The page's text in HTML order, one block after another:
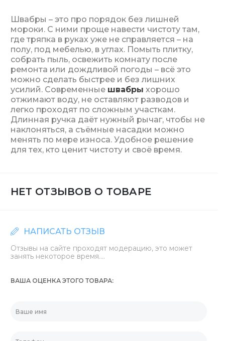
Швабры – это про порядок без лишней
мороки. С ними проще навести чистоту там,
где тряпка в руках уже не справляется – на
полу, под мебелью, в углах. Помыть плитку,
собрать пыль, освежить комнату после
ремонта или дождливой погоды – всё это
можно сделать быстрее и без лишних
усилий. Современные швабры хорошо
отжимают воду, не оставляют разводов и
легко проходят по сложным участкам.
Длинная ручка даёт нужный рычаг, чтобы не
наклоняться, а съёмные насадки можно
менять по мере износа. Удобное решение
для тех, кто ценит чистоту и своё время.
НЕТ ОТЗЫВОВ О ТОВАРЕ
НАПИСАТЬ ОТЗЫВ
Отзывы на сайте проходят модерацию, это может
занять некоторое время....
ВАША ОЦЕНКА ЭТОГО ТОВАРА